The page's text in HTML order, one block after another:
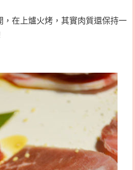
在上爐火烤，其實肉質還保持一